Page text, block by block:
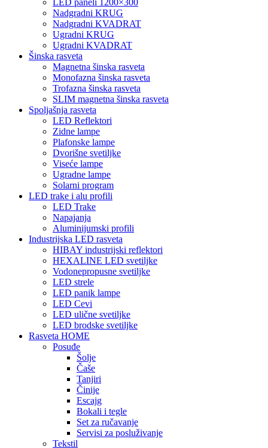
LED paneli 1200×300
Nadgradni KRUG
Nadgradni KVADRAT
Ugradni KRUG
Ugradni KVADRAT
Šinska rasveta
Magnetna šinska rasveta
Monofazna šinska rasveta
Trofazna šinska rasveta
SLIM magnetna šinska rasveta
Spoljašnja rasveta
LED Reflektori
Zidne lampe
Plafonske lampe
Dvorišne svetiljke
Viseće lampe
Ugradne lampe
Solarni program
LED trake i alu profili
LED Trake
Napajanja
Aluminijumski profili
Industrijska LED rasveta
HIBAY industrijski reflektori
HEXALINE LED svetiljke
Vodonepropusne svetiljke
LED strele
LED panik lampe
LED Cevi
LED ulične svetiljke
LED brodske svetiljke
Rasveta HOME
Posuđe
Šolje
Čaše
Tanjiri
Činije
Escajg
Bokali i tegle
Set za ručavanje
Servisi za posluživanje
Tekstil